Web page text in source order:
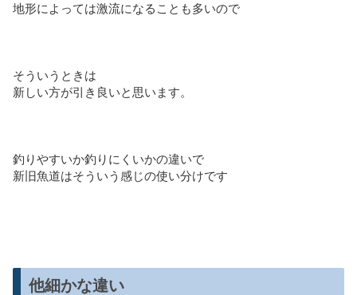
地形によっては激流になることも多いので
そういうときは
新しい方が引き良いと思います。
釣りやすいか釣りにくいかの違いで
新旧魚道はそういう感じの使い分けです
他細かな違い